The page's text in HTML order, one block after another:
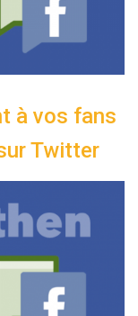
à vos fans
Twitter